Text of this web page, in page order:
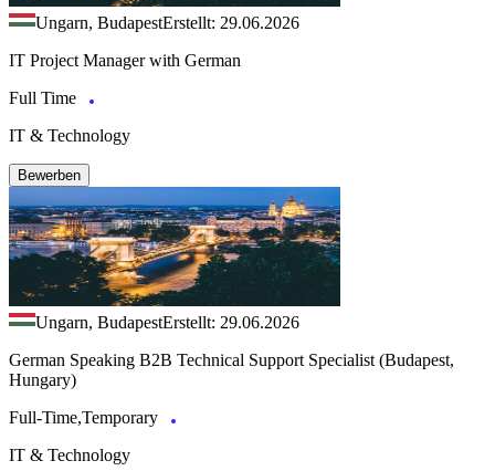
Ungarn, BudapestErstellt: 29.06.2026
IT Project Manager with German
Full Time
IT & Technology
Bewerben
Ungarn, BudapestErstellt: 29.06.2026
German Speaking B2B Technical Support Specialist (Budapest,
Hungary)
Full-Time,Temporary
IT & Technology